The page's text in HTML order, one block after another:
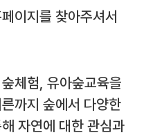
이지를 찾아주셔서
체험, 유아숲교육을
까지 숲에서 다양한
자연에 대한 관심과